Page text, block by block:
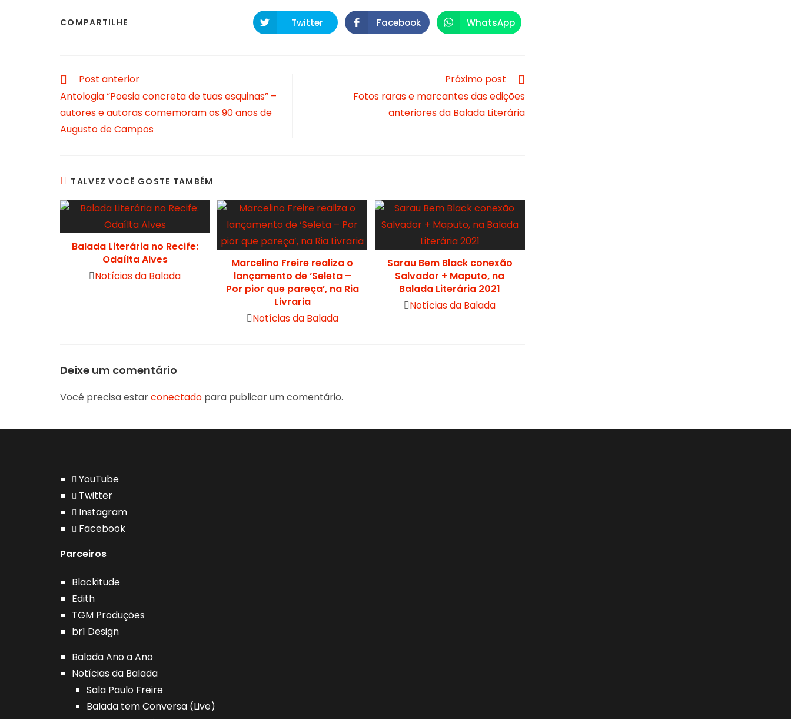
COMPARTILHE Opens
in
Twitter Opens
in
Facebook Opens
in
WhatsApp
Read
articles
Post anterior
Antologia “Poesia concreta de tuas esquinas” –
autores e autoras comemoram os 90 anos de
Augusto de Campos
Próximo post
Fotos raras e marcantes das edições
anteriores da Balada Literária
TALVEZ VOCÊ GOSTE TAMBÉM
Balada Literária no Recife:
Odaílta Alves
Post
Notícias da Balada
Marcelino Freire realiza o
lançamento de ‘Seleta –
Por pior que pareça’, na Ria
Livraria
Post
Notícias da Balada
Sarau Bem Black conexão
Salvador + Maputo, na
Balada Literária 2021
Post
Notícias da Balada
Deixe um comentário
Você precisa estarconectado para publicar um comentário.
YouTube
Twitter
Instagram
Facebook
Parceiros
Blackitude
Edith
TGM Produções
br1 Design
Balada Ano a Ano
Notícias da Balada
Sala Paulo Freire
Balada tem Conversa (Live)